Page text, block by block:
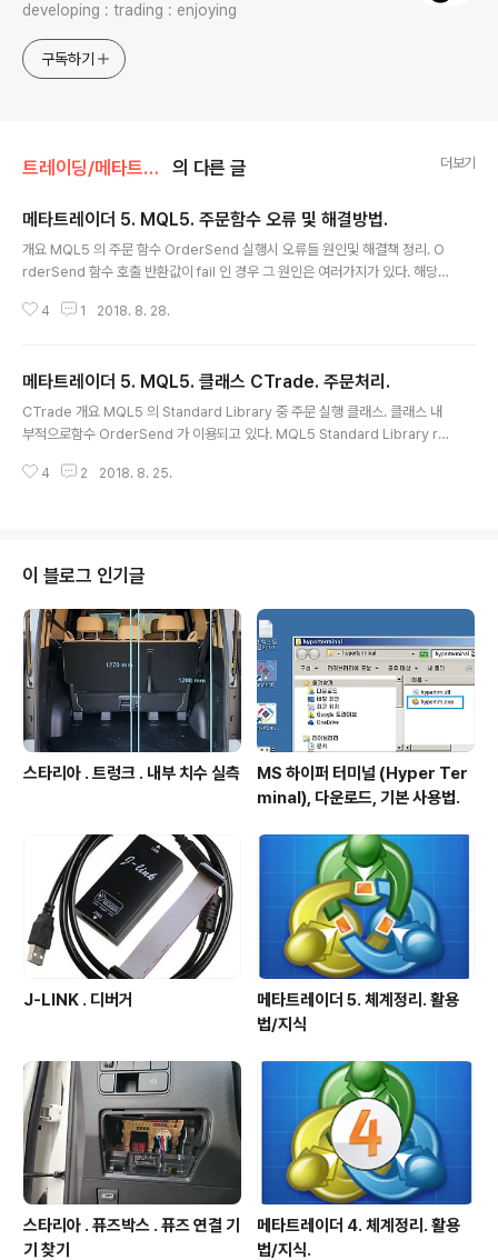
developing : trading : enjoying
구독하기
트레이딩/메타트레이더 코딩 의 다른 글 더보기
메타트레이더 5. MQL5. 주문함수 오류 및 해결방법.
개요 MQL5 의 주문 함수 OrderSend 실행시 오류들 원인및 해결책 정리. O
rderSend 함수 호출 반환값이 fail 인 경우 그 원인은 여러가지가 있다. 해당
de 값을 보면 알 수 있다. retcode 값에 따라 원인및 해결법 정리. 기본 배경지
예. 시장가 주문으로 .OrderSend 주문하는 경우에도 인자 price 에 가격 지
정하고, 동시에 deviation 값도 지정해야한다. deviation 값은 주..
4 1 2018. 8. 28.
메타트레이더 5. MQL5. 클래스 CTrade. 주문처리.
CTrade 개요 MQL5 의 Standard Library 중 주문 실행 클래스. 클래스 내
부적으로함수 OrderSend 가 이용되고 있다. MQL5 Standard Library re
시 필요한 것이 뭔지 애매하다. 처음엔 아래 리스트 것부터 보면된다. OrderO
meters. Positio..
4 2 2018. 8. 25.
이 블로그 인기글
스타리아 . 트렁크 . 내부 치수 실측
MS 하이퍼 터미널 (Hyper Ter
minal), 다운로드, 기본 사용법.
J-LINK . 디버거
메타트레이더 5. 체계정리. 활용
법/지식
스타리아 . 퓨즈박스 . 퓨즈 연결 기
기 찾기
메타트레이더 4. 체계정리. 활용
법/지식.